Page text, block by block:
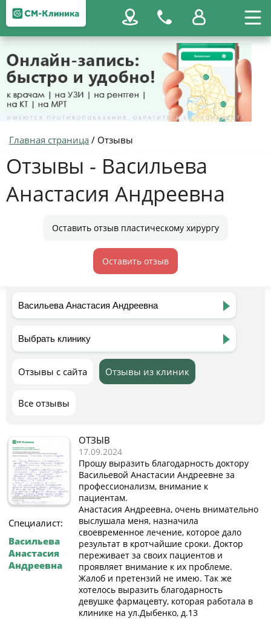
Главная страница / Отзывы
Отзывы - Васильева
Анастасия Андреевна
Оставить отзыв пластическому хирургу
Оставить отзыв
Отзывы с сайта Отзывы из клиник
Все отзывы
Специалист:
Васильева
Анастасия
Андреевна
ОТЗЫВ
17.09.2024
Прошу выразить благодарность доктору
Васильевой Анастасии Андреевне за
профессионализм, внимание к
пациентам.
Анастасия Андреевна, очень внимательно
выслушала меня, назначила
своевременное лечение, которое дало
результат в кротчайшие сроки. Доктор
переживает за своих пациентов и
проявляет внимание к их проблеме.
Жалоб и претензий не имею. Так же
хотелось выразить благодарность
девушке фармацевту, которая работала в
клинике на ул.Дыбенко, д.13